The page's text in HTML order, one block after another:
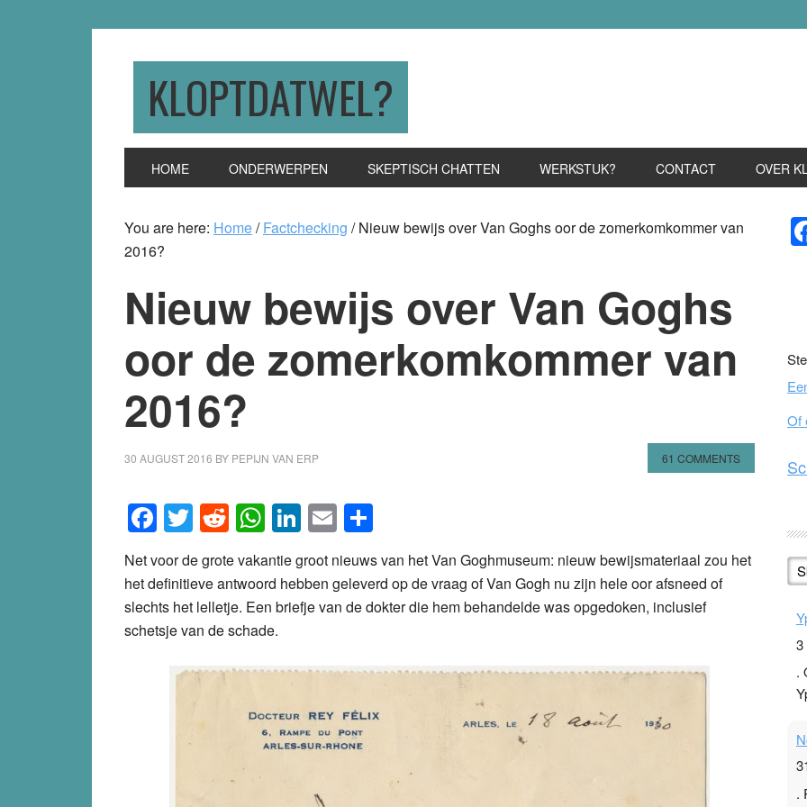
KLOPTDATWEL?
HOME ONDERWERPEN SKEPTISCH CHATTEN WERKSTUK? CONTACT OVER
You are here: Home/ Factchecking /Nieuw bewijs over Van Goghs oor de zomerkomkommer van
2016?
Nieuw bewijs over Van Goghs
oor de zomerkomkommer van
2016?
30 AUGUST 2016 BY PEPIJN VAN ERP 61 COMMENTS
Facebook
Twitter
Reddit
WhatsApp
LinkedIn
Email
Net voor de grote vakantie groot nieuws van het Van Goghmuseum: nieuw bewijsmateriaal zou het
het definitieve antwoord hebben geleverd op de vraag of Van Gogh nu zijn hele oor afsneed of
slechts het lelletje. Een briefje van de dokter die hem behandelde was opgedoken, inclusief
schetsje van de schade.
Of
3
.
.